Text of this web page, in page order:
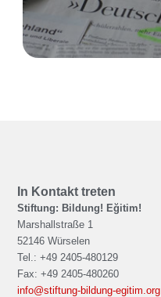
In Kontakt treten
Stiftung: Bildung! Eğitim!
Marshallstraße 1
52146 Würselen
Tel.: +49 2405-480129
Fax: +49 2405-480260
info@stiftung-bildung-egitim.org